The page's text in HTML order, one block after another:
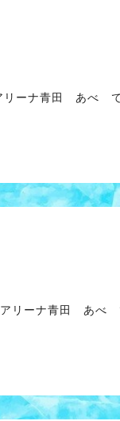
ーナ青田 あべ で
ーナ青田 あべ